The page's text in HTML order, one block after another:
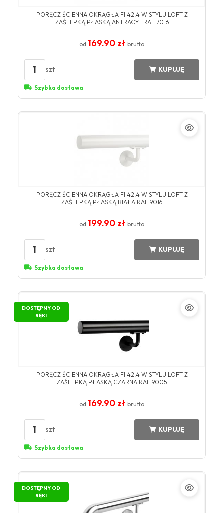
​PORĘCZ ŚCIENNA OKRĄGŁA FI 42,4 W STYLU LOFT Z
ZAŚLEPKĄ PŁASKĄ ANTRACYT ​RAL 7016​
od 169.90 zł brutto
1 szt KUPUJĘ
Szybka dostawa
​PORĘCZ ŚCIENNA OKRĄGŁA FI 42,4 W STYLU LOFT Z
ZAŚLEPKĄ PŁASKĄ BIAŁA ​RAL 9016​
od 199.90 zł brutto
1 szt KUPUJĘ
Szybka dostawa
DOSTĘPNY OD
RĘKI
PORĘCZ ŚCIENNA OKRĄGŁA FI 42,4 W STYLU LOFT Z
ZAŚLEPKĄ PŁASKĄ CZARNA RAL 9005
od 169.90 zł brutto
1 szt KUPUJĘ
Szybka dostawa
DOSTĘPNY OD
RĘKI